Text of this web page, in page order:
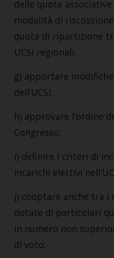
delle quote
modalità di
quota di ripartizione
UCSI regionali;
g) apportare
dell’UCSI;
h) approvare l’ordine
Congresso;
i) definire i criteri di
incarichi elettivi
j) cooptare anche tra i
dotate di particolari
in numero non
di voto;